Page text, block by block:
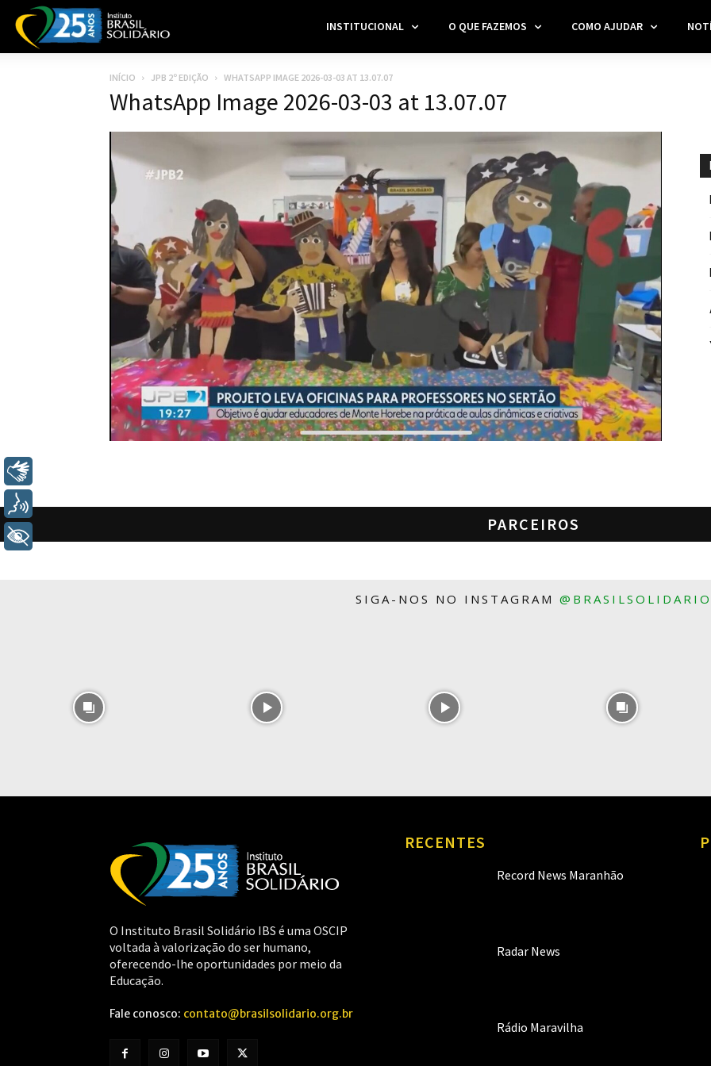
INSTITUCIONAL O QUE FAZEMOS COMO AJUDAR
INÍCIO JPB 2º EDIÇÃO WHATSAPP IMAGE 2026-03-03 AT 13.07.07
WhatsApp Image 2026-03-03 at 13.07.07
PARCEIROS
SIGA-NOS NO INSTAGRAM @BRASILSOLIDARIO
O Instituto Brasil Solidário IBS é uma OSCIP
voltada à valorização do ser humano,
oferecendo-lhe oportunidades por meio da
Educação.
Fale conosco: contato@brasilsolidario.org.br
RECENTES
Record News Maranhão
Radar News
Rádio Maravilha
Voz